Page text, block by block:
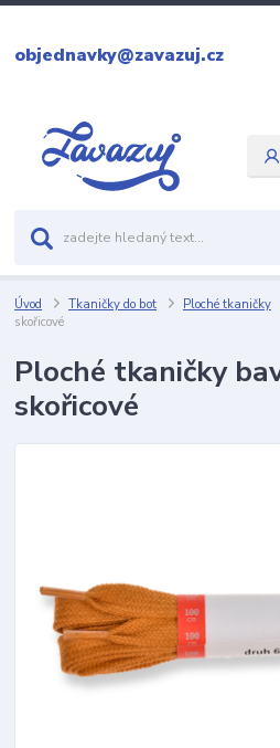
objednavky@zavazuj.cz
Úvod Tkaničky do bot Ploché tkaničky
skořicové
Ploché tkaničky
skořicové